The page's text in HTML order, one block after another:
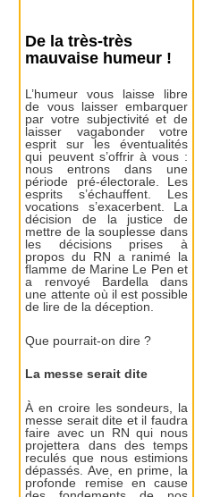
De la très-très
mauvaise humeur !
L’humeur vous laisse libre
de vous laisser embarquer
par votre subjectivité et de
laisser vagabonder votre
esprit sur les éventualités
qui peuvent s’offrir à vous :
nous entrons dans une
période pré-électorale. Les
esprits s’échauffent. Les
vocations s’exacerbent. La
décision de la justice de
mettre de la souplesse dans
les décisions prises à
propos du RN a ranimé la
flamme de Marine Le Pen et
a renvoyé Bardella dans
une attente où il est possible
de lire de la déception.
Que pourrait-on dire ?
La messe serait dite
À en croire les sondeurs, la
messe serait dite et il faudra
faire avec un RN qui nous
projettera dans des temps
reculés que nous estimions
dépassés. Ave, en prime, la
profonde remise en cause